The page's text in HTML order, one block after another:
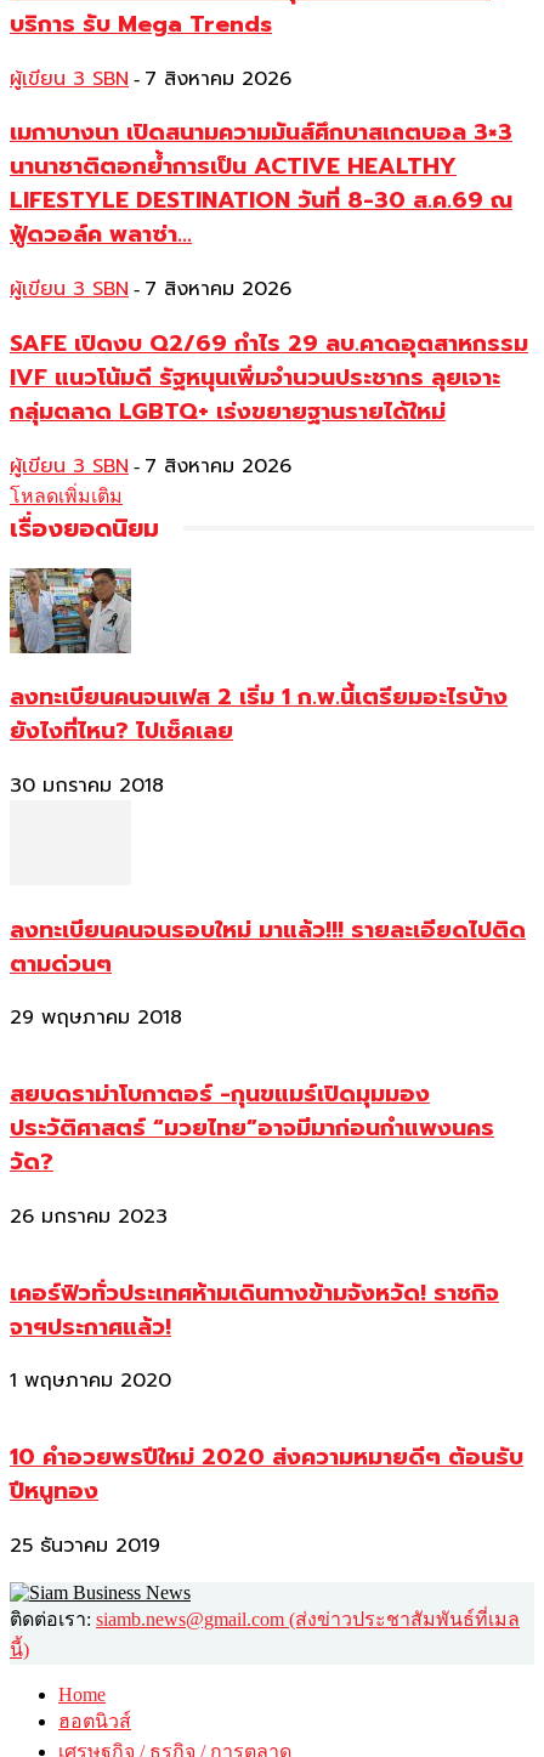
บริการ รับ Mega Trends
ผู้เขียน 3 SBN - 7 สิงหาคม 2026
เมกาบางนา เปิดสนามความมันส์ศึกบาสเกตบอล 3×3
นานาชาติตอกย้ำการเป็น ACTIVE HEALTHY
LIFESTYLE DESTINATION วันที่ 8-30 ส.ค.69 ณ
ฟู้ดวอล์ค พลาซ่า...
ผู้เขียน 3 SBN - 7 สิงหาคม 2026
SAFE เปิดงบ Q2/69 กำไร 29 ลบ.คาดอุตสาหกรรม
IVF แนวโน้มดี รัฐหนุนเพิ่มจำนวนประชากร ลุยเจาะ
กลุ่มตลาด LGBTQ+ เร่งขยายฐานรายได้ใหม่
ผู้เขียน 3 SBN - 7 สิงหาคม 2026
โหลดเพิ่มเติม
เรื่องยอดนิยม
ลงทะเบียนคนจนเฟส 2 เริ่ม 1 ก.พ.นี้เตรียมอะไรบ้าง
ยังไงที่ไหน? ไปเช็คเลย
30 มกราคม 2018
ลงทะเบียนคนจนรอบใหม่ มาแล้ว!!! รายละเอียดไปติด
ตามด่วนๆ
29 พฤษภาคม 2018
สยบดราม่าโบกาตอร์ -กุนขแมร์เปิดมุมมอง
ประวัติศาสตร์ “มวยไทย”อาจมีมาก่อนกำแพงนคร
วัด?
26 มกราคม 2023
เคอร์ฟิวทั่วประเทศห้ามเดินทางข้ามจังหวัด! ราชกิจ
จาฯประกาศแล้ว!
1 พฤษภาคม 2020
10 คำอวยพรปีใหม่ 2020 ส่งความหมายดีๆ ต้อนรับ
ปีหนูทอง
25 ธันวาคม 2019
ติดต่อเรา: siamb.news@gmail.com (ส่งข่าวประชาสัมพันธ์ที่เมล
นี้)
Home
ฮอตนิวส์
เศรษฐกิจ / ธุรกิจ / การตลาด